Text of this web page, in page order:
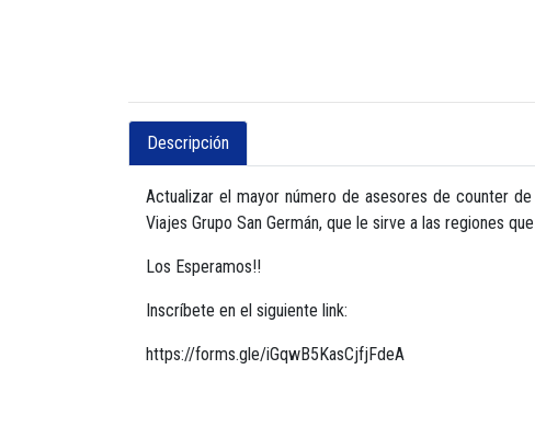
Descripción
Actualizar el mayor número de asesores de counter
Viajes Grupo San Germán, que le sirve a las regiones
Los Esperamos!!
Inscríbete en el siguiente link:
https://forms.gle/iGqwB5KasCjfjFdeA